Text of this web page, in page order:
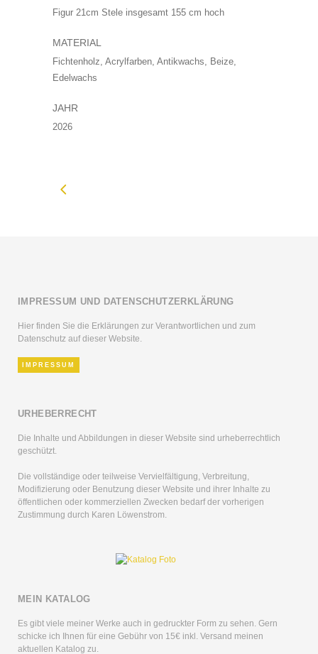
Figur 21cm Stele insgesamt 155 cm hoch
MATERIAL
Fichtenholz, Acrylfarben, Antikwachs, Beize,
Edelwachs
JAHR
2026
IMPRESSUM UND DATENSCHUTZERKLÄRUNG
Hier finden Sie die Erklärungen zur Verantwortlichen und zum
Datenschutz auf dieser Website.
IMPRESSUM
URHEBERRECHT
Die Inhalte und Abbildungen in dieser Website sind urheberrechtlich
geschützt.
Die vollständige oder teilweise Vervielfältigung, Verbreitung,
Modifizierung oder Benutzung dieser Website und ihrer Inhalte zu
öffentlichen oder kommerziellen Zwecken bedarf der vorherigen
Zustimmung durch Karen Löwenstrom.
MEIN KATALOG
Es gibt viele meiner Werke auch in gedruckter Form zu sehen. Gern
schicke ich Ihnen für eine Gebühr von 15€ inkl. Versand meinen
aktuellen Katalog zu.